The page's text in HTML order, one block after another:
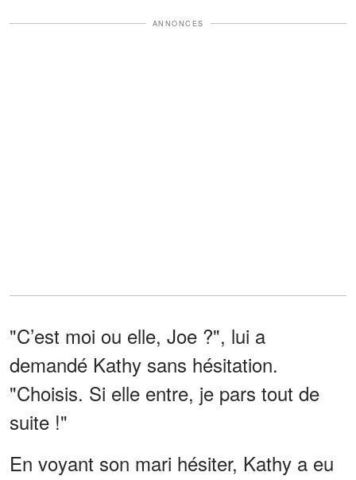
ANNONCES
"C’est moi ou elle, Joe ?", lui a
demandé Kathy sans hésitation.
"Choisis. Si elle entre, je pars tout de
suite !"
En voyant son mari hésiter, Kathy a eu